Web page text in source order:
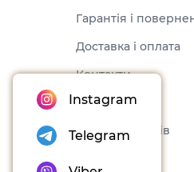
Гарантія і
Доставка і оплата
Контакти
Оферта
Набори товарів
Instagram
Telegram